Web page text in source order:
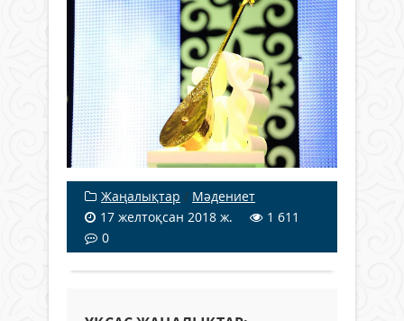
Жаңалықтар / Мәдениет
17 желтоқсан 2018 ж.
1 611
0